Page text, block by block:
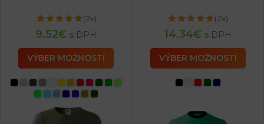
(2x)
9.52€ s DPH
VÝBER MOŽNOSTÍ
(2x)
14.34€ s DPH
VÝBER MOŽNOSTÍ